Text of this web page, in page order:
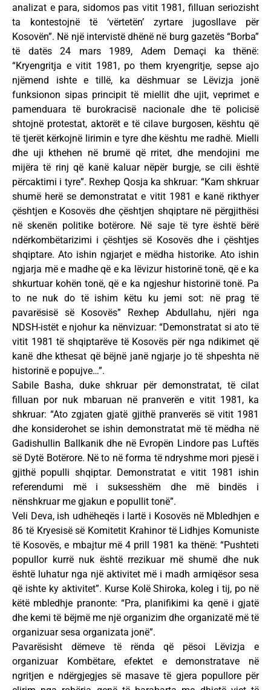
analizat e para, sidomos pas vitit 1981, filluan seriozisht
ta kontestojnë të ‘vërtetën’ zyrtare jugosllave për
Kosovën”. Në një intervistë dhënë në burg gazetës “Borba”
të datës 24 mars 1989, Adem Demaçi ka thënë:
“Kryengritja e vitit 1981, po them kryengritje, sepse ajo
njëmend ishte e tillë, ka dëshmuar se Lëvizja jonë
funksionon sipas principit të miellit dhe ujit, veprimet e
pamenduara të burokracisë nacionale dhe të policisë
shtojnë protestat, aktorët e të cilave burgosen, kështu që
të tjerët kërkojnë lirimin e tyre dhe kështu me radhë. Mielli
dhe uji kthehen në brumë që rritet, dhe mendojini me
mijëra të rinj që kanë kaluar nëpër burgje, se cili është
përcaktimi i tyre”. Rexhep Qosja ka shkruar: “Kam shkruar
shumë herë se demonstratat e vitit 1981 e kanë rikthyer
çështjen e Kosovës dhe çështjen shqiptare në përgjithësi
në skenën politike botërore. Në saje të tyre është bërë
ndërkombëtarizimi i çështjes së Kosovës dhe i çështjes
shqiptare. Ato ishin ngjarjet e mëdha historike. Ato ishin
ngjarja më e madhe që e ka lëvizur historinë tonë, që e ka
shkurtuar kohën tonë, që e ka ngjeshur historinë tonë. Pa
to ne nuk do të ishim këtu ku jemi sot: në prag të
pavarësisë së Kosovës” Rexhep Abdullahu, njëri nga
NDSH-istët e njohur ka nënvizuar: “Demonstratat si ato të
vitit 1981 të shqiptarëve të Kosovës për nga ndikimet që
kanë dhe kthesat që bëjnë janë ngjarje jo të shpeshta në
historinë e popujve…”.
Sabile Basha, duke shkruar për demonstratat, të cilat
filluan por nuk mbaruan në pranverën e vitit 1981, ka
shkruar: “Ato zgjaten gjatë gjithë pranverës së vitit 1981
dhe konsiderohet se ishin demonstratat më të mëdha në
Gadishullin Ballkanik dhe në Evropën Lindore pas Luftës
së Dytë Botërore. Në to në forma të ndryshme mori pjesë i
gjithë populli shqiptar. Demonstratat e vitit 1981 ishin
referendumi më i suksesshëm dhe më bindës i
nënshkruar me gjakun e popullit tonë”.
Veli Deva, ish udhëheqës i lartë i Kosovës në Mbledhjen e
86 të Kryesisë së Komitetit Krahinor të Lidhjes Komuniste
të Kosovës, e mbajtur më 4 prill 1981 ka thënë: “Pushteti
popullor kurrë nuk është rrezikuar më shumë dhe nuk
është luhatur nga një aktivitet më i madh armiqësor sesa
që ishte ky aktivitet”. Kurse Kolë Shiroka, koleg i tij, po në
këtë mbledhje pranonte: “Pra, planifikimi ka qenë i gjatë
dhe kemi të bëjmë me një organizim dhe organizatë më të
organizuar sesa organizata jonë”.
Pavarësisht dëmeve të rënda që pësoi Lëvizja e
organizuar Kombëtare, efektet e demonstratave në
ngritjen e ndërgjegjes së masave të gjera popullore për